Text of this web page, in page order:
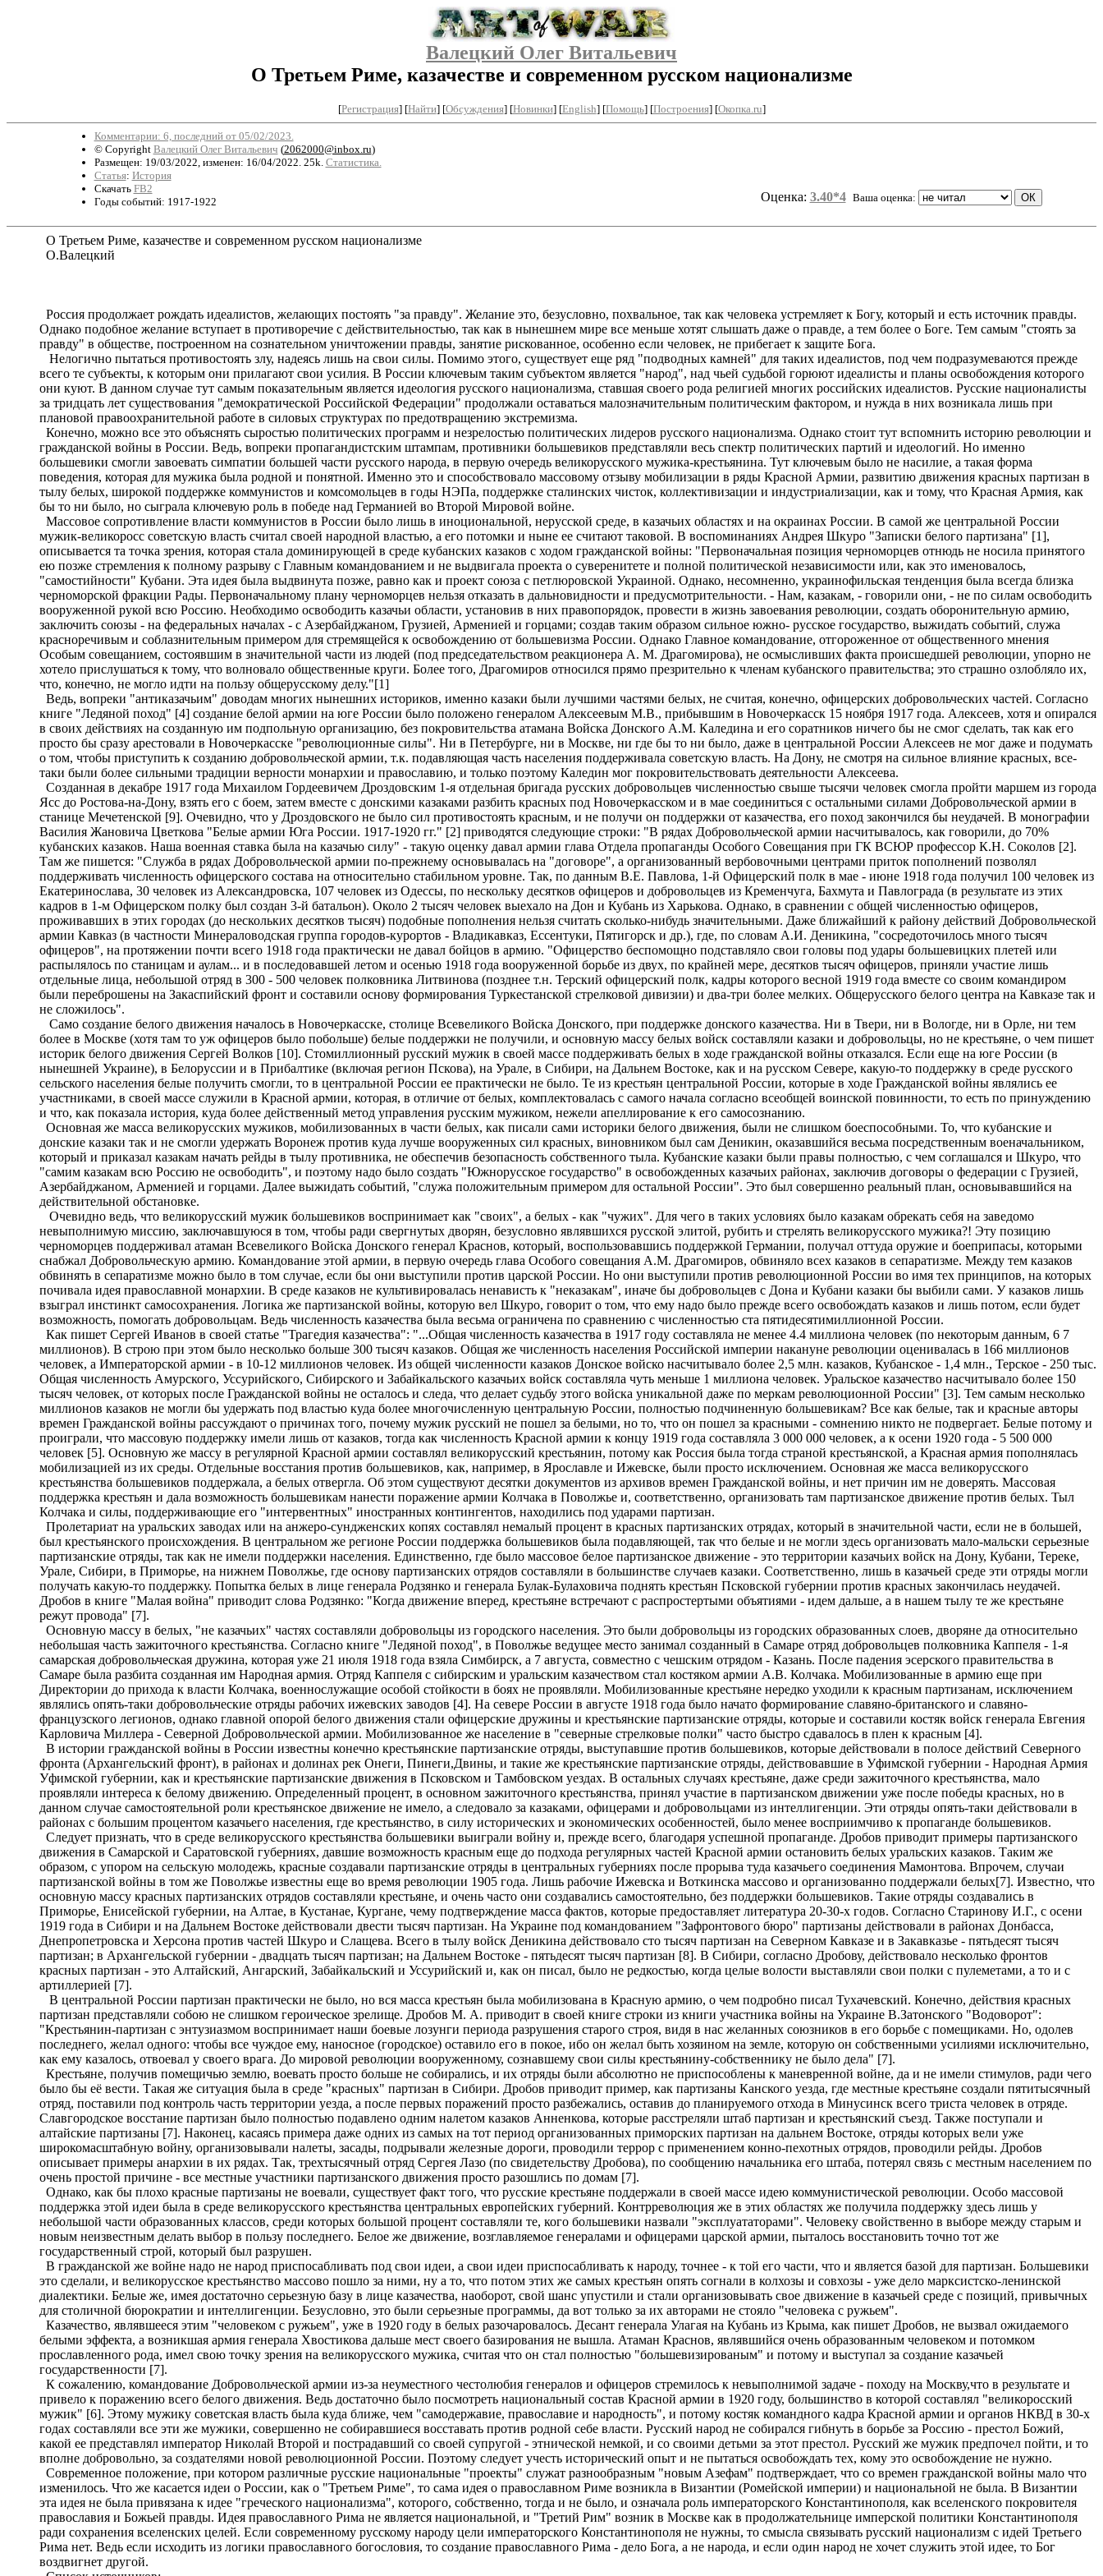
Валецкий Олег Витальевич
О Третьем Риме, казачестве и современном русском национализме
[Регистрация] [Найти] [Обсуждения] [Новинки] [English] [Помощь] [Построения] [Окопка.ru]
Комментарии: 6, последний от 05/02/2023.
© Copyright Валецкий Олег Витальевич (2062000@inbox.ru)
Размещен: 19/03/2022, изменен: 16/04/2022. 25k. Статистика.
Статья: История
Скачать FB2
Годы событий: 1917-1922
Оценка: 3.40*4 Ваша оценка:
О Третьем Риме, казачестве и современном русском национализме
О.Валецкий
Россия продолжает рождать идеалистов, желающих постоять "за правду". Желание это, безусловно, похвальное, так как человека устремляет к Богу, который и есть источник правды.
Однако подобное желание вступает в противоречие с действительностью, так как в нынешнем мире все меньше хотят слышать даже о правде, а тем более о Боге. Тем самым "стоять за
правду" в обществе, построенном на сознательном уничтожении правды, занятие рискованное, особенно если человек, не прибегает к защите Бога.
Нелогично пытаться противостоять злу, надеясь лишь на свои силы. Помимо этого, существует еще ряд "подводных камней" для таких идеалистов, под чем подразумеваются прежде
всего те субъекты, к которым они прилагают свои усилия. В России ключевым таким субъектом является "народ", над чьей судьбой горюют идеалисты и планы освобождения которого
они куют. В данном случае тут самым показательным является идеология русского национализма, ставшая своего рода религией многих российских идеалистов. Русские националисты
за тридцать лет существования "демократической Российской Федерации" продолжали оставаться малозначительным политическим фактором, и нужда в них возникала лишь при
плановой правоохранительной работе в силовых структурах по предотвращению экстремизма.
Конечно, можно все это объяснять сыростью политических программ и незрелостью политических лидеров русского национализма. Однако стоит тут вспомнить историю революции и
гражданской войны в России. Ведь, вопреки пропагандистским штампам, противники большевиков представляли весь спектр политических партий и идеологий. Но именно
большевики смогли завоевать симпатии большей части русского народа, в первую очередь великорусского мужика-крестьянина. Тут ключевым было не насилие, а такая форма
поведения, которая для мужика была родной и понятной. Именно это и способствовало массовому отзыву мобилизации в ряды Красной Армии, развитию движения красных партизан в
тылу белых, широкой поддержке коммунистов и комсомольцев в годы НЭПа, поддержке сталинских чисток, коллективизации и индустриализации, как и тому, что Красная Армия, как
бы то ни было, но сыграла ключевую роль в победе над Германией во Второй Мировой войне.
Массовое сопротивление власти коммунистов в России было лишь в иноциональной, нерусской среде, в казачьих областях и на окраинах России. В самой же центральной России
мужик-великоросс советскую власть считал своей народной властью, а его потомки и ныне ее считают таковой. В воспоминаниях Андрея Шкуро "Записки белого партизана" [1],
описывается та точка зрения, которая стала доминирующей в среде кубанских казаков с ходом гражданской войны: "Первоначальная позиция черноморцев отнюдь не носила принятого
ею позже стремления к полному разрыву с Главным командованием и не выдвигала проекта о суверенитете и полной политической независимости или, как это именовалось,
"самостийности" Кубани. Эта идея была выдвинута позже, равно как и проект союза с петлюровской Украиной. Однако, несомненно, украинофильская тенденция была всегда близка
черноморской фракции Рады. Первоначальному плану черноморцев нельзя отказать в дальновидности и предусмотрительности. - Нам, казакам, - говорили они, - не по силам освободить
вооруженной рукой всю Россию. Необходимо освободить казачьи области, установив в них правопорядок, провести в жизнь завоевания революции, создать оборонительную армию,
заключить союзы - на федеральных началах - с Азербайджаном, Грузией, Арменией и горцами; создав таким образом сильное южно- русское государство, выжидать событий, служа
красноречивым и соблазнительным примером для стремящейся к освобождению от большевизма России. Однако Главное командование, отгороженное от общественного мнения
Особым совещанием, состоявшим в значительной части из людей (под председательством реакционера A. M. Драгомирова), не осмысливших факта происшедшей революции, упорно не
хотело прислушаться к тому, что волновало общественные круги. Более того, Драгомиров относился прямо презрительно к членам кубанского правительства; это страшно озлобляло их,
что, конечно, не могло идти на пользу общерусскому делу."[1]
Ведь, вопреки "антиказачьим" доводам многих нынешних историков, именно казаки были лучшими частями белых, не считая, конечно, офицерских добровольческих частей. Согласно
книге "Ледяной поход" [4] создание белой армии на юге России было положено генералом Алексеевым М.В., прибывшим в Новочеркасск 15 ноября 1917 года. Алексеев, хотя и опирался
в своих действиях на созданную им подпольную организацию, без покровительства атамана Войска Донского А.М. Каледина и его соратников ничего бы не смог сделать, так как его
просто бы сразу арестовали в Новочеркасске "революционные силы". Ни в Петербурге, ни в Москве, ни где бы то ни было, даже в центральной России Алексеев не мог даже и подумать
о том, чтобы приступить к созданию добровольческой армии, т.к. подавляющая часть населения поддерживала советскую власть. На Дону, не смотря на сильное влияние красных, все-
таки были более сильными традиции верности монархии и православию, и только поэтому Каледин мог покровительствовать деятельности Алексеева.
Созданная в декабре 1917 года Михаилом Гордеевичем Дроздовским 1-я отдельная бригада русских добровольцев численностью свыше тысячи человек смогла пройти маршем из города
Ясс до Ростова-на-Дону, взять его с боем, затем вместе с донскими казаками разбить красных под Новочеркасском и в мае соединиться с остальными силами Добровольческой армии в
станице Мечетенской [9]. Очевидно, что у Дроздовского не было сил противостоять красным, и не получи он поддержки от казачества, его поход закончился бы неудачей. В монографии
Василия Жановича Цветкова "Белые армии Юга России. 1917-1920 гг." [2] приводятся следующие строки: "В рядах Добровольческой армии насчитывалось, как говорили, до 70%
кубанских казаков. Наша военная ставка была на казачью силу" - такую оценку давал армии глава Отдела пропаганды Особого Совещания при ГК ВСЮР профессор К.Н. Соколов [2].
Там же пишется: "Служба в рядах Добровольческой армии по-прежнему основывалась на "договоре", а организованный вербовочными центрами приток пополнений позволял
поддерживать численность офицерского состава на относительно стабильном уровне. Так, по данным В.Е. Павлова, 1-й Офицерский полк в мае - июне 1918 года получил 100 человек из
Екатеринослава, 30 человек из Александровска, 107 человек из Одессы, по нескольку десятков офицеров и добровольцев из Кременчуга, Бахмута и Павлограда (в результате из этих
кадров в 1-м Офицерском полку был создан 3-й батальон). Около 2 тысяч человек выехало на Дон и Кубань из Харькова. Однако, в сравнении с общей численностью офицеров,
проживавших в этих городах (до нескольких десятков тысяч) подобные пополнения нельзя считать сколько-нибудь значительными. Даже ближайший к району действий Добровольческой
армии Кавказ (в частности Минераловодская группа городов-курортов - Владикавказ, Ессентуки, Пятигорск и др.), где, по словам А.И. Деникина, "сосредоточилось много тысяч
офицеров", на протяжении почти всего 1918 года практически не давал бойцов в армию. "Офицерство беспомощно подставляло свои головы под удары большевицких плетей или
распылялось по станицам и аулам... и в последовавшей летом и осенью 1918 года вооруженной борьбе из двух, по крайней мере, десятков тысяч офицеров, приняли участие лишь
отдельные лица, небольшой отряд в 300 - 500 человек полковника Литвинова (позднее т.н. Терский офицерский полк, кадры которого весной 1919 года вместе со своим командиром
были переброшены на Закаспийский фронт и составили основу формирования Туркестанской стрелковой дивизии) и два-три более мелких. Общерусского белого центра на Кавказе так и
не сложилось".
Само создание белого движения началось в Новочеркасске, столице Всевеликого Войска Донского, при поддержке донского казачества. Ни в Твери, ни в Вологде, ни в Орле, ни тем
более в Москве (хотя там то уж офицеров было побольше) белые поддержки не получили, и основную массу белых войск составляли казаки и добровольцы, но не крестьяне, о чем пишет
историк белого движения Сергей Волков [10]. Стомиллионный русский мужик в своей массе поддерживать белых в ходе гражданской войны отказался. Если еще на юге России (в
нынешней Украине), в Белоруссии и в Прибалтике (включая регион Пскова), на Урале, в Сибири, на Дальнем Востоке, как и на русском Севере, какую-то поддержку в среде русского
сельского населения белые получить смогли, то в центральной России ее практически не было. Те из крестьян центральной России, которые в ходе Гражданской войны являлись ее
участниками, в своей массе служили в Красной армии, которая, в отличие от белых, комплектовалась с самого начала согласно всеобщей воинской повинности, то есть по принуждению
и что, как показала история, куда более действенный метод управления русским мужиком, нежели апеллирование к его самосознанию.
Основная же масса великорусских мужиков, мобилизованных в части белых, как писали сами историки белого движения, были не слишком боеспособными. То, что кубанские и
донские казаки так и не смогли удержать Воронеж против куда лучше вооруженных сил красных, виновником был сам Деникин, оказавшийся весьма посредственным военачальником,
который и приказал казакам начать рейды в тылу противника, не обеспечив безопасность собственного тыла. Кубанские казаки были правы полностью, с чем соглашался и Шкуро, что
"самим казакам всю Россию не освободить", и поэтому надо было создать "Южнорусское государство" в освобожденных казачьих районах, заключив договоры о федерации с Грузией,
Азербайджаном, Арменией и горцами. Далее выжидать событий, "служа положительным примером для остальной России". Это был совершенно реальный план, основывавшийся на
действительной обстановке.
Очевидно ведь, что великорусский мужик большевиков воспринимает как "своих", а белых - как "чужих". Для чего в таких условиях было казакам обрекать себя на заведомо
невыполнимую миссию, заключавшуюся в том, чтобы ради свергнутых дворян, безусловно являвшихся русской элитой, рубить и стрелять великорусского мужика?! Эту позицию
черноморцев поддерживал атаман Всевеликого Войска Донского генерал Краснов, который, воспользовавшись поддержкой Германии, получал оттуда оружие и боеприпасы, которыми
снабжал Добровольческую армию. Командование этой армии, в первую очередь глава Особого совещания А.М. Драгомиров, обвиняло всех казаков в сепаратизме. Между тем казаков
обвинять в сепаратизме можно было в том случае, если бы они выступили против царской России. Но они выступили против революционной России во имя тех принципов, на которых
почивала идея православной монархии. В среде казаков не культивировалась ненависть к "неказакам", иначе бы добровольцев с Дона и Кубани казаки бы выбили сами. У казаков лишь
взыграл инстинкт самосохранения. Логика же партизанской войны, которую вел Шкуро, говорит о том, что ему надо было прежде всего освобождать казаков и лишь потом, если будет
возможность, помогать добровольцам. Ведь численность казачества была весьма ограничена по сравнению с численностью ста пятидесятимиллионной России.
Как пишет Сергей Иванов в своей статье "Трагедия казачества": "...Общая численность казачества в 1917 году составляла не менее 4.4 миллиона человек (по некоторым данным, 6 7
миллионов). В строю при этом было несколько больше 300 тысяч казаков. Общая же численность населения Российской империи накануне революции оценивалась в 166 миллионов
человек, а Императорской армии - в 10-12 миллионов человек. Из общей численности казаков Донское войско насчитывало более 2,5 млн. казаков, Кубанское - 1,4 млн., Терское - 250 тыс.
Общая численность Амурского, Уссурийского, Сибирского и Забайкальского казачьих войск составляла чуть меньше 1 миллиона человек. Уральское казачество насчитывало более 150
тысяч человек, от которых после Гражданской войны не осталось и следа, что делает судьбу этого войска уникальной даже по меркам революционной России" [3]. Тем самым несколько
миллионов казаков не могли бы удержать под властью куда более многочисленную центральную России, полностью подчиненную большевикам? Все как белые, так и красные авторы
времен Гражданской войны рассуждают о причинах того, почему мужик русский не пошел за белыми, но то, что он пошел за красными - сомнению никто не подвергает. Белые потому и
проиграли, что массовую поддержку имели лишь от казаков, тогда как численность Красной армии к концу 1919 года составляла 3 000 000 человек, а к осени 1920 года - 5 500 000
человек [5]. Основную же массу в регулярной Красной армии составлял великорусский крестьянин, потому как Россия была тогда страной крестьянской, а Красная армия пополнялась
мобилизацией из их среды. Отдельные восстания против большевиков, как, например, в Ярославле и Ижевске, были просто исключением. Основная же масса великорусского
крестьянства большевиков поддержала, а белых отвергла. Об этом существуют десятки документов из архивов времен Гражданской войны, и нет причин им не доверять. Массовая
поддержка крестьян и дала возможность большевикам нанести поражение армии Колчака в Поволжье и, соответственно, организовать там партизанское движение против белых. Тыл
Колчака и силы, поддерживающие его "интервентных" иностранных контингентов, находились под ударами партизан.
Пролетариат на уральских заводах или на анжеро-сундженских копях составлял немалый процент в красных партизанских отрядах, который в значительной части, если не в большей,
был крестьянского происхождения. В центральном же регионе России поддержка большевиков была подавляющей, так что белые и не могли здесь организовать мало-мальски серьезные
партизанские отряды, так как не имели поддержки населения. Единственно, где было массовое белое партизанское движение - это территории казачьих войск на Дону, Кубани, Тереке,
Урале, Сибири, в Приморье, на нижнем Поволжье, где основу партизанских отрядов составляли в большинстве случаев казаки. Соответственно, лишь в казачьей среде эти отряды могли
получать какую-то поддержку. Попытка белых в лице генерала Родзянко и генерала Булак-Булаховича поднять крестьян Псковской губернии против красных закончилась неудачей.
Дробов в книге "Малая война" приводит слова Родзянко: "Когда движение вперед, крестьяне встречают с распростертыми объятиями - идем дальше, а в нашем тылу те же крестьяне
режут провода" [7].
Основную массу в белых, "не казачьих" частях составляли добровольцы из городского населения. Это были добровольцы из городских образованных слоев, дворяне да относительно
небольшая часть зажиточного крестьянства. Согласно книге "Ледяной поход", в Поволжье ведущее место занимал созданный в Самаре отряд добровольцев полковника Каппеля - 1-я
самарская добровольческая дружина, которая уже 21 июля 1918 года взяла Симбирск, а 7 августа, совместно с чешским отрядом - Казань. После падения эсерского правительства в
Самаре была разбита созданная им Народная армия. Отряд Каппеля с сибирским и уральским казачеством стал костяком армии А.В. Колчака. Мобилизованные в армию еще при
Директории до прихода к власти Колчака, военнослужащие особой стойкости в боях не проявляли. Мобилизованные крестьяне нередко уходили к красным партизанам, исключением
являлись опять-таки добровольческие отряды рабочих ижевских заводов [4]. На севере России в августе 1918 года было начато формирование славяно-британского и славяно-
французского легионов, однако главной опорой белого движения стали офицерские дружины и крестьянские партизанские отряды, которые и составили костяк войск генерала Евгения
Карловича Миллера - Северной Добровольческой армии. Мобилизованное же население в "северные стрелковые полки" часто быстро сдавалось в плен к красным [4].
В истории гражданской войны в России известны конечно крестьянские партизанские отряды, выступавшие против большевиков, которые действовали в полосе действий Северного
фронта (Архангельский фронт), в районах и долинах рек Онеги, Пинеги,Двины, и такие же крестьянские партизанские отряды, действовавшие в Уфимской губернии - Народная Армия
Уфимской губернии, как и крестьянские партизанские движения в Псковском и Тамбовском уездах. В остальных случаях крестьяне, даже среди зажиточного крестьянства, мало
проявляли интереса к белому движению. Определенный процент, в основном зажиточного крестьянства, принял участие в партизанском движении уже после победы красных, но в
данном случае самостоятельной роли крестьянское движение не имело, а следовало за казаками, офицерами и добровольцами из интеллигенции. Эти отряды опять-таки действовали в
районах с большим процентом казачьего населения, где крестьянство, в силу исторических и экономических особенностей, было менее восприимчиво к пропаганде большевиков.
Следует признать, что в среде великорусского крестьянства большевики выиграли войну и, прежде всего, благодаря успешной пропаганде. Дробов приводит примеры партизанского
движения в Самарской и Саратовской губерниях, давшие возможность красным еще до подхода регулярных частей Красной армии остановить белых уральских казаков. Таким же
образом, с упором на сельскую молодежь, красные создавали партизанские отряды в центральных губерниях после прорыва туда казачьего соединения Мамонтова. Впрочем, случаи
партизанской войны в том же Поволжье известны еще во время революции 1905 года. Лишь рабочие Ижевска и Воткинска массово и организованно поддержали белых[7]. Известно, что
основную массу красных партизанских отрядов составляли крестьяне, и очень часто они создавались самостоятельно, без поддержки большевиков. Такие отряды создавались в
Приморье, Енисейской губернии, на Алтае, в Кустанае, Кургане, чему подтверждение масса фактов, которые предоставляет литература 20-30-х годов. Согласно Старинову И.Г., с осени
1919 года в Сибири и на Дальнем Востоке действовали двести тысяч партизан. На Украине под командованием "Зафронтового бюро" партизаны действовали в районах Донбасса,
Днепропетровска и Херсона против частей Шкуро и Слащева. Всего в тылу войск Деникина действовало сто тысяч партизан на Северном Кавказе и в Закавказье - пятьдесят тысяч
партизан; в Архангельской губернии - двадцать тысяч партизан; на Дальнем Востоке - пятьдесят тысяч партизан [8]. В Сибири, согласно Дробову, действовало несколько фронтов
красных партизан - это Алтайский, Ангарский, Забайкальский и Уссурийский и, как он писал, было не редкостью, когда целые волости выставляли свои полки с пулеметами, а то и с
артиллерией [7].
В центральной России партизан практически не было, но вся масса крестьян была мобилизована в Красную армию, о чем подробно писал Тухачевский. Конечно, действия красных
партизан представляли собою не слишком героическое зрелище. Дробов М. А. приводит в своей книге строки из книги участника войны на Украине В.Затонского "Водоворот":
"Крестьянин-партизан с энтузиазмом воспринимает наши боевые лозунги периода разрушения старого строя, видя в нас желанных союзников в его борьбе с помещиками. Но, одолев
последнего, желал одного: чтобы все чуждое ему, наносное (городское) оставило его в покое, ибо он желал быть хозяином на земле, которую он собственными усилиями исключительно,
как ему казалось, отвоевал у своего врага. До мировой революции вооруженному, сознавшему свои силы крестьянину-собственнику не было дела" [7].
Крестьяне, получив помещичью землю, воевать просто больше не собирались, и их отряды были абсолютно не приспособлены к маневренной войне, да и не имели стимулов, ради чего
было бы её вести. Такая же ситуация была в среде "красных" партизан в Сибири. Дробов приводит пример, как партизаны Канского уезда, где местные крестьяне создали пятитысячный
отряд, поставили под контроль часть территории уезда, а после первых поражений просто разбежались, оставив до планируемого отхода в Минусинск всего триста человек в отряде.
Славгородское восстание партизан было полностью подавлено одним налетом казаков Анненкова, которые расстреляли штаб партизан и крестьянский съезд. Также поступали и
алтайские партизаны [7]. Наконец, касаясь примера даже одних из самых на тот период организованных приморских партизан на дальнем Востоке, отряды которых вели уже
широкомасштабную войну, организовывали налеты, засады, подрывали железные дороги, проводили террор с применением конно-пехотных отрядов, проводили рейды. Дробов
описывает примеры анархии в их рядах. Так, трехтысячный отряд Сергея Лазо (по свидетельству Дробова), по сообщению начальника его штаба, потерял связь с местным населением по
очень простой причине - все местные участники партизанского движения просто разошлись по домам [7].
Однако, как бы плохо красные партизаны не воевали, существует факт того, что русские крестьяне поддержали в своей массе идею коммунистической революции. Особо массовой
поддержка этой идеи была в среде великорусского крестьянства центральных европейских губерний. Контрреволюция же в этих областях же получила поддержку здесь лишь у
небольшой части образованных классов, среди которых большой процент составляли те, кого большевики назвали "эксплуататорами". Человеку свойственно в выборе между старым и
новым неизвестным делать выбор в пользу последнего. Белое же движение, возглавляемое генералами и офицерами царской армии, пыталось восстановить точно тот же
государственный строй, который был разрушен.
В гражданской же войне надо не народ приспосабливать под свои идеи, а свои идеи приспосабливать к народу, точнее - к той его части, что и является базой для партизан. Большевики
это сделали, и великорусское крестьянство массово пошло за ними, ну а то, что потом этих же самых крестьян опять согнали в колхозы и совхозы - уже дело марксистско-ленинской
диалектики. Белые же, имея достаточно серьезную базу в лице казачества, наоборот, свой шанс упустили и стали организовывать свое движение в казачьей среде с позиций, привычных
для столичной бюрократии и интеллигенции. Безусловно, это были серьезные программы, да вот только за их авторами не стояло "человека с ружьем".
Казачество, являвшееся этим "человеком с ружьем", уже в 1920 году в белых разочаровалось. Десант генерала Улагая на Кубань из Крыма, как пишет Дробов, не вызвал ожидаемого
белыми эффекта, а возникшая армия генерала Хвостикова дальше мест своего базирования не вышла. Атаман Краснов, являвшийся очень образованным человеком и потомком
прославленного рода, имел свою точку зрения на великорусского мужика, считая что он стал полностью "большевизированым" и потому и выступал за создание казачьей
государственности [7].
К сожалению, командование Добровольческой армии из-за неуместного честолюбия генералов и офицеров стремилось к невыполнимой задаче - походу на Москву,что в результате и
привело к поражению всего белого движения. Ведь достаточно было посмотреть национальный состав Красной армии в 1920 году, большинство в которой составлял "великоросский
мужик" [6]. Этому мужику советская власть была куда ближе, чем "самодержавие, православие и народность", и потому костяк командного кадра Красной армии и органов НКВД в 30-х
годах составляли все эти же мужики, совершенно не собиравшиеся восставать против родной себе власти. Русский народ не собирался гибнуть в борьбе за Россию - престол Божий,
какой ее представлял император Николай Второй и пострадавший со своей супругой - этнической немкой, и со своими детьми за этот престол. Русский же мужик предпочел пойти, и то
вполне добровольно, за создателями новой революционной России. Поэтому следует учесть исторический опыт и не пытаться освобождать тех, кому это освобождение не нужно.
Современное положение, при котором различные русские национальные "проекты" служат разнообразным "новым Азефам" подтверждает, что со времен гражданской войны мало что
изменилось. Что же касается идеи о России, как о "Третьем Риме", то сама идея о православном Риме возникла в Византии (Ромейской империи) и национальной не была. В Византии
эта идея не была привязана к идее "греческого национализма", которого, собственно, тогда и не было, и означала роль императорского Константинополя, как вселенского покровителя
православия и Божьей правды. Идея православного Рима не является национальной, и "Третий Рим" возник в Москве как в продолжательнице имперской политики Константинополя
ради сохранения вселенских целей. Если современному русскому народу цели императорского Константинополя не нужны, то смысла связывать русский национализм с идей Третьего
Рима нет. Ведь если исходить из логики православного богословия, то создание православного Рима - дело Бога, а не народа, и если один народ не хочет служить этой идее, то Бог
воздвигнет другой.